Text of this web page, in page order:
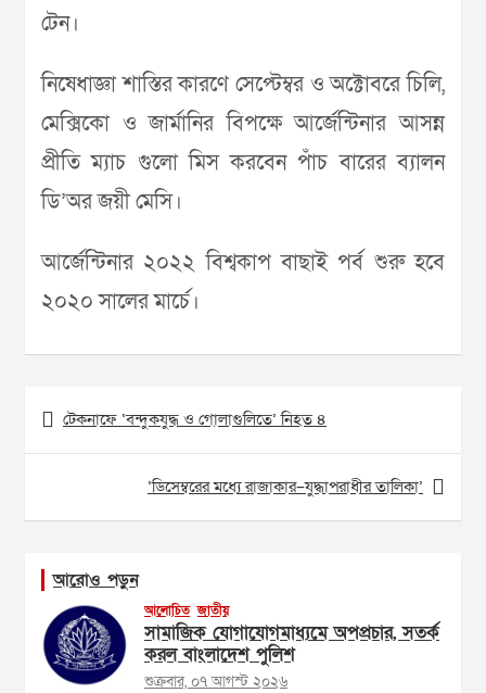
টেন।
নিষেধাজ্ঞা শাস্তির কারণে সেপ্টেম্বর ও অক্টোবরে চিলি,
মেক্সিকো ও জার্মানির বিপক্ষে আর্জেন্টিনার আসন্ন
প্রীতি ম্যাচ গুলো মিস করবেন পাঁচ বারের ব্যালন
ডি’অর জয়ী মেসি।
আর্জেন্টিনার ২০২২ বিশ্বকাপ বাছাই পর্ব শুরু হবে
২০২০ সালের মার্চে।
Post
navigation
টেকনাফে ‘বন্দুকযুদ্ধ ও গোলাগুলিতে’ নিহত ৪
‘ডিসেম্বরের মধ্যে রাজাকার–যুদ্ধাপরাধীর তালিকা’
আরোও পড়ুন
আলোচিত জাতীয়
সামাজিক যোগাযোগমাধ্যমে অপপ্রচার, সতর্ক
করল বাংলাদেশ পুলিশ
শুক্রবার, ০৭ আগস্ট ২০২৬